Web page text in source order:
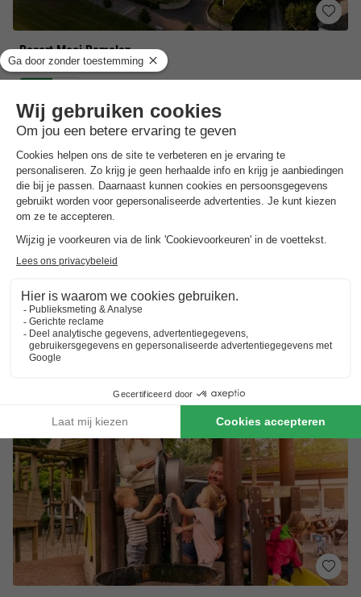
Resort Mooi Bemelen
Limburg,Bemelen Kaart
Een resort met moderne vakantiewoningen
Voor de rustzoeker
VAKANTIEHUIS 4 personen
Van 2 tot 5 nov, 3 nachten, Vanaf
€ 256
Totaal € 322,50incl. toeslagen
Bekijk alle accommodaties (26)
7 nachten onder de €500!
Boek nu een voordelige zomervakantie &